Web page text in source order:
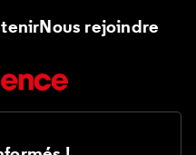
Nous rejoindre